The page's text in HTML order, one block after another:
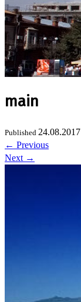
main
Published 24.08.2017
← Previous
Next →